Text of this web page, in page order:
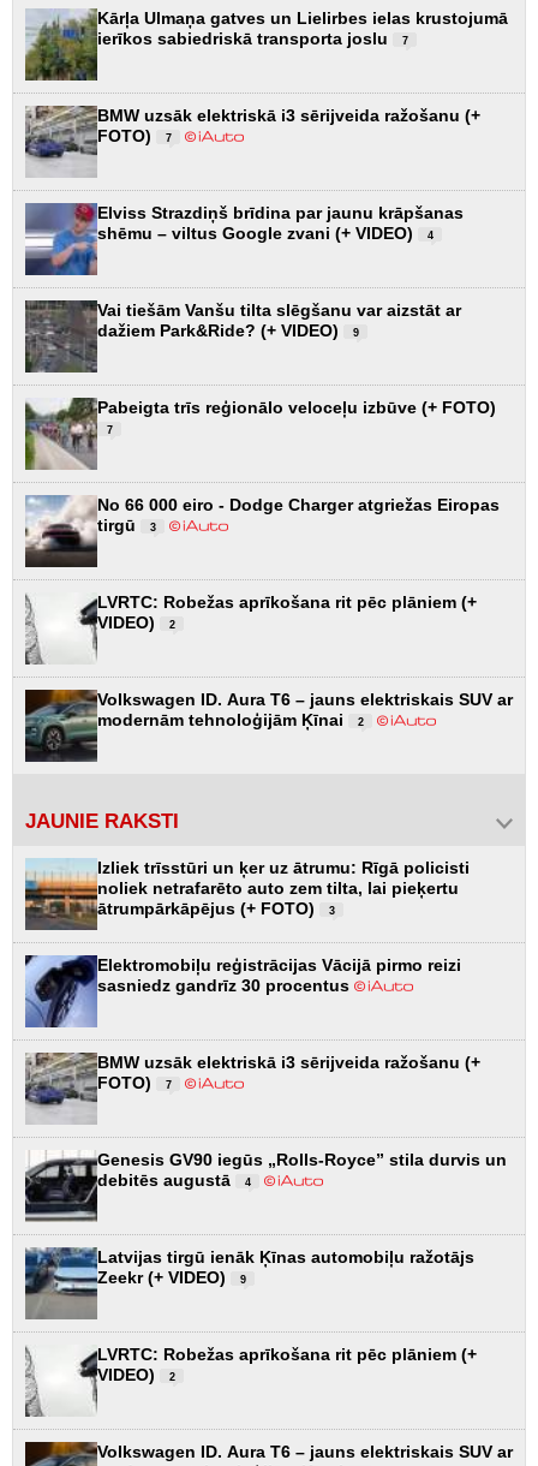
Kārļa Ulmaņa gatves un Lielirbes ielas krustojumā
ierīkos sabiedriskā transporta joslu
7
BMW uzsāk elektriskā i3 sērijveida ražošanu (+
FOTO)
7
Elviss Strazdiņš brīdina par jaunu krāpšanas
shēmu – viltus Google zvani (+ VIDEO)
4
Vai tiešām Vanšu tilta slēgšanu var aizstāt ar
dažiem Park&Ride? (+ VIDEO)
9
Pabeigta trīs reģionālo veloceļu izbūve (+ FOTO)
7
No 66 000 eiro - Dodge Charger atgriežas Eiropas
tirgū
3
LVRTC: Robežas aprīkošana rit pēc plāniem (+
VIDEO)
2
Volkswagen ID. Aura T6 – jauns elektriskais SUV ar
modernām tehnoloģijām Ķīnai
2
JAUNIE RAKSTI
Izliek trīsstūri un ķer uz ātrumu: Rīgā policisti
noliek netrafarēto auto zem tilta, lai pieķertu
ātrumpārkāpējus (+ FOTO)
3
Elektromobiļu reģistrācijas Vācijā pirmo reizi
sasniedz gandrīz 30 procentus
BMW uzsāk elektriskā i3 sērijveida ražošanu (+
FOTO)
7
Genesis GV90 iegūs „Rolls-Royce” stila durvis un
debitēs augustā
4
Latvijas tirgū ienāk Ķīnas automobiļu ražotājs
Zeekr (+ VIDEO)
9
LVRTC: Robežas aprīkošana rit pēc plāniem (+
VIDEO)
2
Volkswagen ID. Aura T6 – jauns elektriskais SUV ar